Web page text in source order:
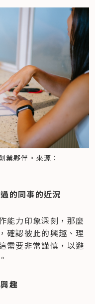
業夥伴。來源：
的同事的近況
能力印象深刻，那麼
確認彼此的興趣、理
需要非常謹慎，以避
趣